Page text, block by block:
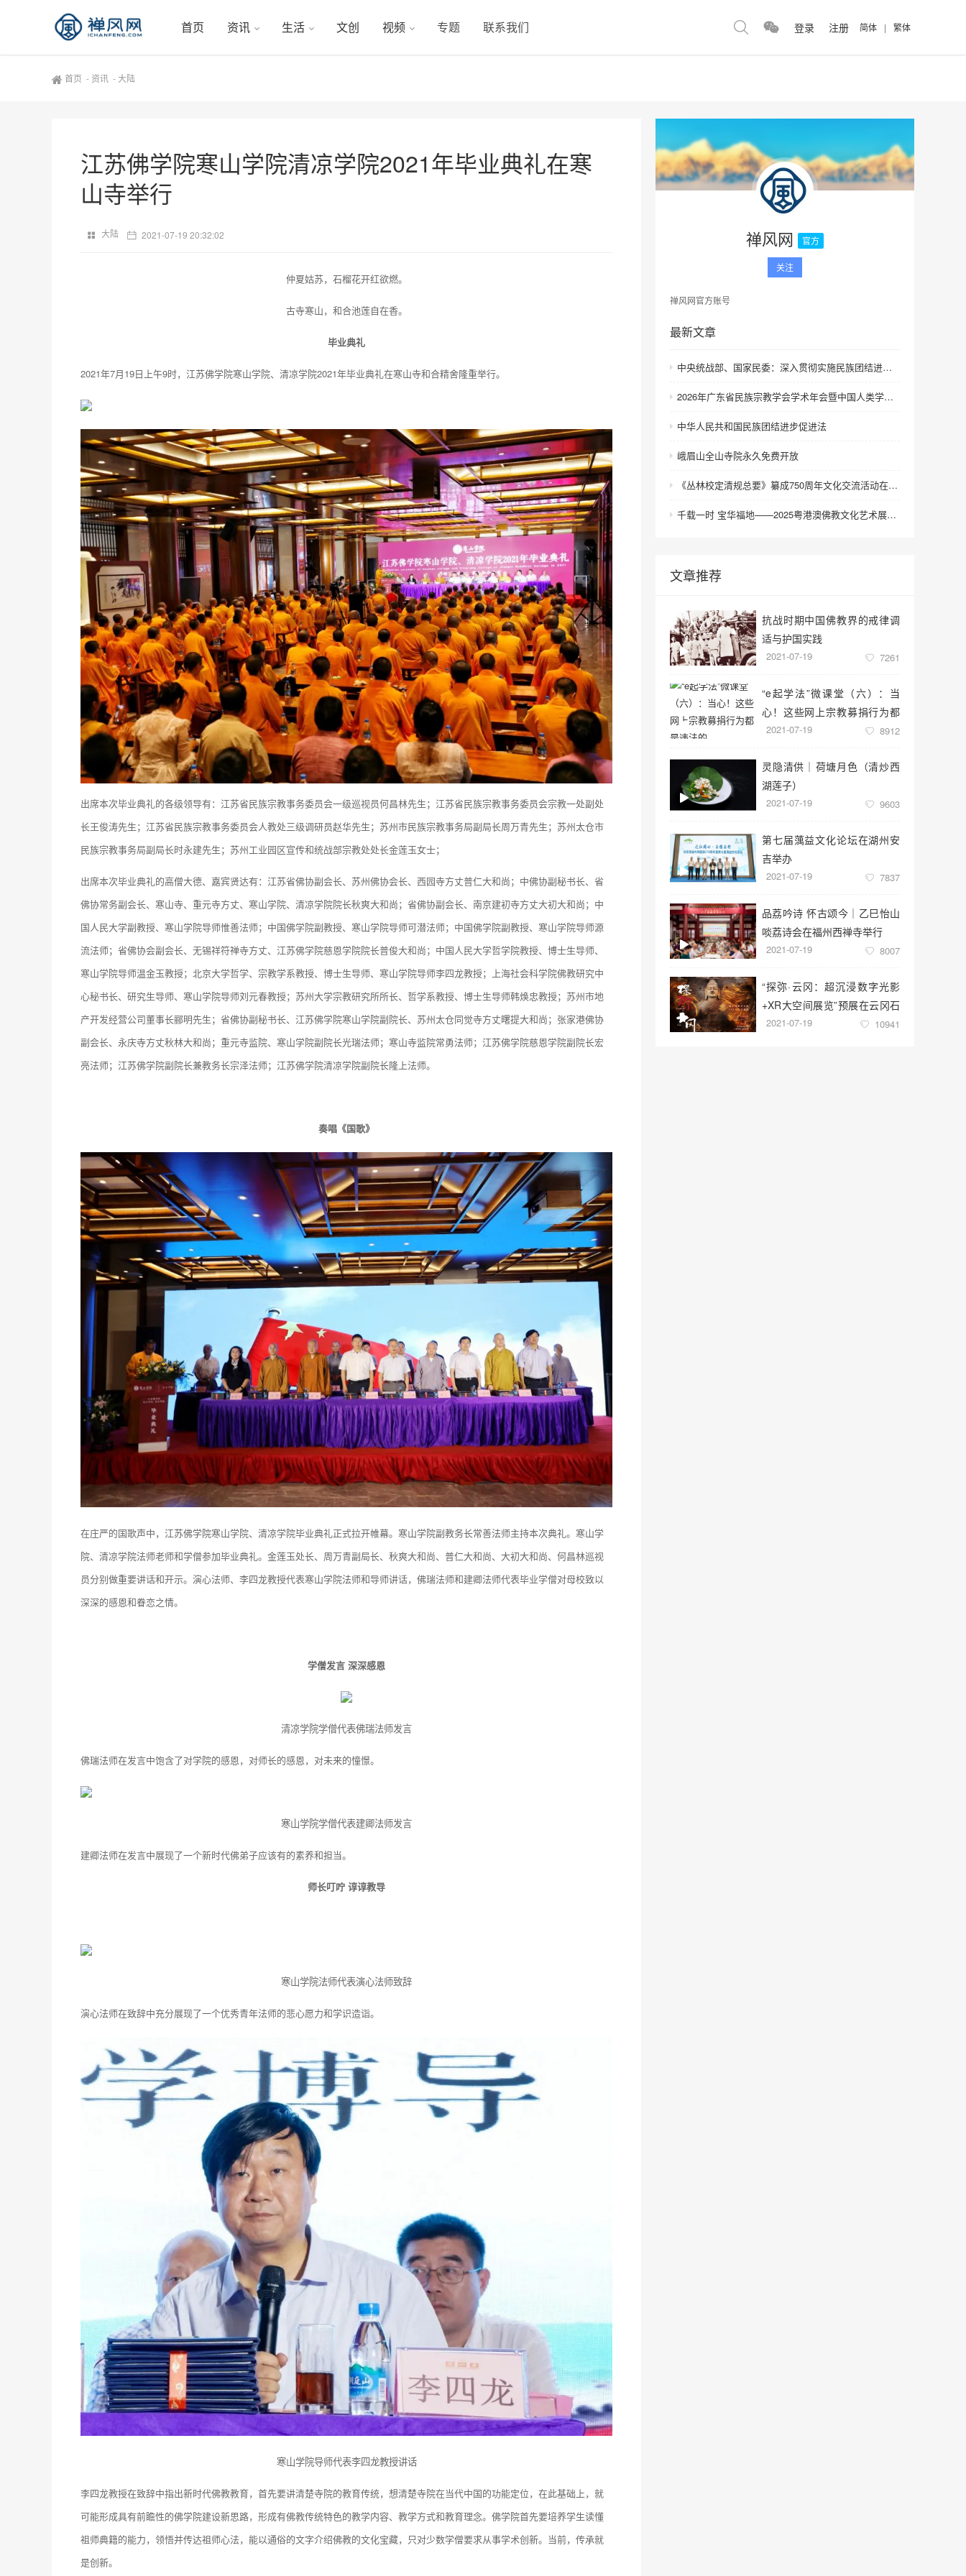
首页 资讯 生活 文创 视频 专题 联系我们 登录 注册 简体 | 繁体
首页 - 资讯 -大陆
江苏佛学院寒山学院清凉学院2021年毕业典礼在寒
山寺举行
大陆 2021-07-19 20:32:02
仲夏姑苏，石榴花开红欲燃。
古寺寒山，和合池莲自在香。
毕业典礼
2021年7月19日上午9时，江苏佛学院寒山学院、清凉学院2021年毕业典礼在寒山寺和合精舍隆重举行。
出席本次毕业典礼的各级领导有：江苏省民族宗教事务委员会一级巡视员何昌林先生；江苏省民族宗教事务委员会宗教一处副处
长王俊涛先生；江苏省民族宗教事务委员会人教处三级调研员赵华先生；苏州市民族宗教事务局副局长周万青先生；苏州太仓市
民族宗教事务局副局长时永建先生；苏州工业园区宣传和统战部宗教处处长金莲玉女士；
出席本次毕业典礼的高僧大德、嘉宾贤达有：江苏省佛协副会长、苏州佛协会长、西园寺方丈普仁大和尚；中佛协副秘书长、省
佛协常务副会长、寒山寺、重元寺方丈、寒山学院、清凉学院院长秋爽大和尚；省佛协副会长、南京建初寺方丈大初大和尚；中
国人民大学副教授、寒山学院导师惟善法师；中国佛学院副教授、寒山学院导师可潜法师；中国佛学院副教授、寒山学院导师源
流法师；省佛协会副会长、无锡祥符禅寺方丈、江苏佛学院慈恩学院院长普俊大和尚；中国人民大学哲学院教授、博士生导师、
寒山学院导师温金玉教授；北京大学哲学、宗教学系教授、博士生导师、寒山学院导师李四龙教授；上海社会科学院佛教研究中
心秘书长、研究生导师、寒山学院导师刘元春教授；苏州大学宗教研究所所长、哲学系教授、博士生导师韩焕忠教授；苏州市地
产开发经营公司董事长郦明先生；省佛协副秘书长、江苏佛学院寒山学院副院长、苏州太仓同觉寺方丈曙提大和尚；张家港佛协
副会长、永庆寺方丈秋林大和尚；重元寺监院、寒山学院副院长光瑞法师；寒山寺监院常勇法师；江苏佛学院慈恩学院副院长宏
亮法师；江苏佛学院副院长兼教务长宗泽法师；江苏佛学院清凉学院副院长隆上法师。
奏唱《国歌》
在庄严的国歌声中，江苏佛学院寒山学院、清凉学院毕业典礼正式拉开帷幕。寒山学院副教务长常善法师主持本次典礼。寒山学
院、清凉学院法师老师和学僧参加毕业典礼。金莲玉处长、周万青副局长、秋爽大和尚、普仁大和尚、大初大和尚、何昌林巡视
员分别做重要讲话和开示。演心法师、李四龙教授代表寒山学院法师和导师讲话，佛瑞法师和建卿法师代表毕业学僧对母校致以
深深的感恩和眷恋之情。
学僧发言 深深感恩
清凉学院学僧代表佛瑞法师发言
佛瑞法师在发言中饱含了对学院的感恩，对师长的感恩，对未来的憧憬。
寒山学院学僧代表建卿法师发言
建卿法师在发言中展现了一个新时代佛弟子应该有的素养和担当。
师长叮咛 谆谆教导
寒山学院法师代表演心法师致辞
演心法师在致辞中充分展现了一个优秀青年法师的悲心愿力和学识造诣。
寒山学院导师代表李四龙教授讲话
李四龙教授在致辞中指出新时代佛教教育，首先要讲清楚寺院的教育传统，想清楚寺院在当代中国的功能定位，在此基础上，就
可能形成具有前瞻性的佛学院建设新思路，形成有佛教传统特色的教学内容、教学方式和教育理念。佛学院首先要培养学生读懂
祖师典籍的能力，领悟并传达祖师心法，能以通俗的文字介绍佛教的文化宝藏，只对少数学僧要求从事学术创新。当前，传承就
是创新。
禅风网 官方
关注
禅风网官方账号
最新文章
中央统战部、国家民委：深入贯彻实施民族团结进步促进法 进一步增强中华民族凝聚力向心力
2026年广东省民族宗教学会学术年会暨中国人类学民族学研究会城市民族工作研究专业委员会更名会议在深圳召开
中华人民共和国民族团结进步促进法
峨眉山全山寺院永久免费开放
《丛林校定清规总要》纂成750周年文化交流活动在浙江金华举行
千载一时 宝华福地——2025粤港澳佛教文化艺术展在港澳成功举办
文章推荐
抗战时期中国佛教界的戒律调
适与护国实践
2021-07-19 7261
“e起学法”微课堂（六）：当
心！这些网上宗教募捐行为都
是违法的
2021-07-19 8912
灵隐清供｜​荷塘月色（清炒西
湖莲子）
2021-07-19 9603
第七届蕅益文化论坛在湖州安
吉举办
2021-07-19 7837
品荔吟诗 怀古颂今｜乙巳怡山
啖荔诗会在福州西禅寺举行
2021-07-19 8007
“探弥·云冈：超沉浸数字光影
+XR大空间展览”预展在云冈石
窟云冈美术馆启幕
2021-07-19 10941